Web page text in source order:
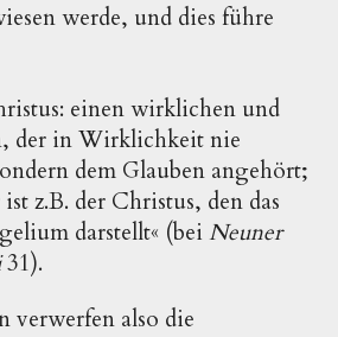
werde, und dies führe
einen wirklichen und
der in Wirklichkeit nie
dem Glauben angehört;
z.B. der Christus, den das
darstellt« (beiNeuner
31).
verwerfen also die